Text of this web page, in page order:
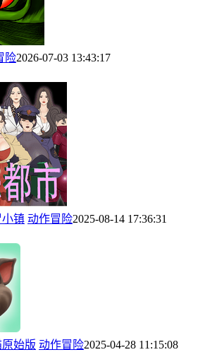
险2026-07-03 13:43:17
镇 动作冒险2025-08-14 17:36:31
始版 动作冒险2025-04-28 11:15:08